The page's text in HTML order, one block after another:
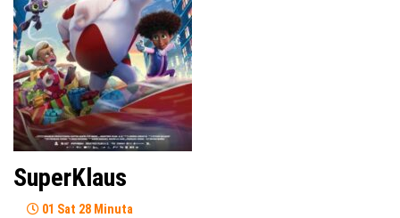
SuperKlaus
01 Sat 28 Minuta